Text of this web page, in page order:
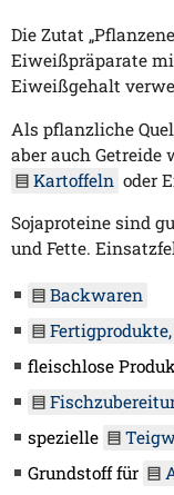
Die Zutat
Eiweißpräparate
Eiweißgehalt
Als pflanzliche
aber auch Getreide
Kartoffeln oder
Sojaproteine sind
und Fette.
Backwaren
fleischlose
spezielle
Grundstoff für